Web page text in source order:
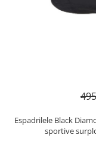
Caciuli
Pantaloni copii
Espadrilele Black
sportive